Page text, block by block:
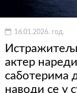
16.01.2026. год.
актер
саботерима
наводи се у